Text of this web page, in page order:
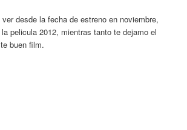
desde la fecha de estreno en noviembre,
pelicula 2012, mientras tanto te dejamo el
buen film.